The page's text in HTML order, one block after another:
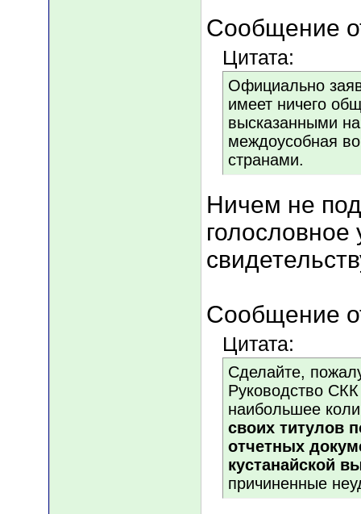
Сообщение
Цитата:
Официально
имеет ничего
высказанными
междоусобная
странами.
Ничем не
Сообщение
Цитата:
Сделайте,
Руководство
наибольшее
своих титулов
отчетных
кустанайской
причиненные